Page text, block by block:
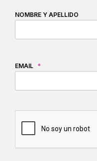
NOMBRE Y APELLIDO
EMAIL *